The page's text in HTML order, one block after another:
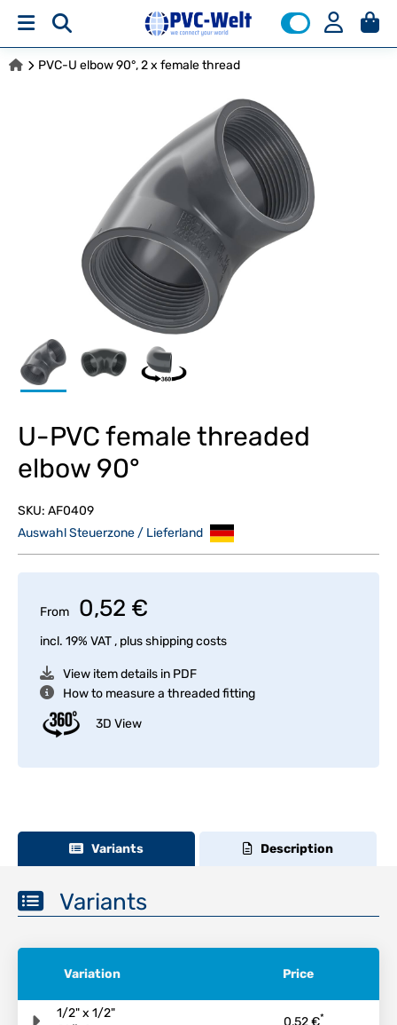
PVC-U elbow 90°, 2 x female thread
U-PVC female threaded
elbow 90°
SKU: AF0409
Auswahl Steuerzone / Lieferland
From 0,52 €
incl. 19% VAT , plusshipping costs
View item details in PDF
How to measure a threaded fitting
3D View
Variants Description
Variants
Variation Price
1/2" x 1/2"
0,52 €*